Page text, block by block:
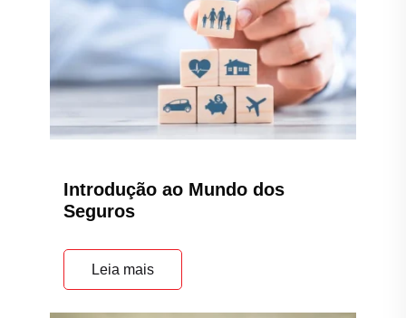
Introdução ao Mundo dos
Seguros
Leia mais